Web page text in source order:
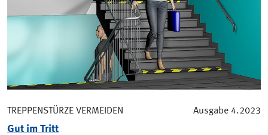
TREPPENSTÜRZE VERMEIDEN Ausgabe 4.2023
Gut im Tritt